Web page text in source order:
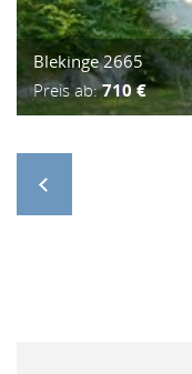
Blekinge 2665
Preis ab:710 €